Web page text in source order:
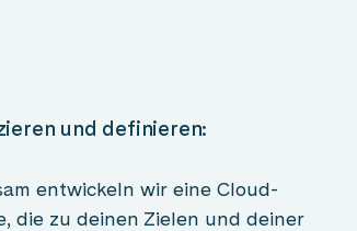
und definieren:
entwickeln wir eine Cloud-
die zu deinen Zielen und deiner